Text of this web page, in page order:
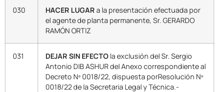
030 HACER LUGAR a la presentación efectuada por
el agente de planta permanente, Sr. GERARDO
RAMÓN ORTIZ
031 DEJAR SIN EFECTO la exclusión del Sr. Sergio
Antonio DIB ASHUR del Anexo correspondiente al
Decreto Nº 0018/22, dispuesta porResolución Nº
0018/22 de la Secretaria Legal y Técnica.-